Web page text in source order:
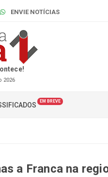
ENVIE NOTÍCIAS
2026
EM BREVE
a Franca na